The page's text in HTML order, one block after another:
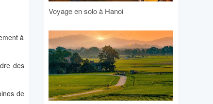
à
des
de
Voyage en solo à Hanoi